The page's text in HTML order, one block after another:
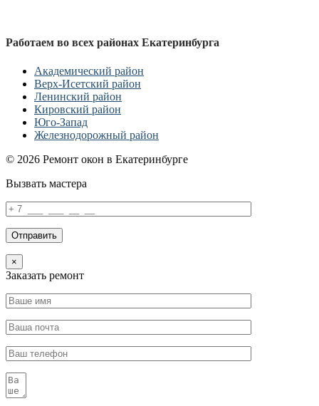
Работаем во всех районах Екатеринбурга
Академический район
Верх-Исетский район
Ленинский район
Кировский район
Юго-Запад
Железнодорожный район
© 2026 Ремонт окон в Екатеринбурге
Вызвать мастера
×
Заказать ремонт